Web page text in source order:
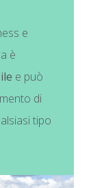
e
è
e può
di
tipo